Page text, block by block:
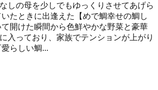
しの母を少しでもゆっくりさせてあげら
たときに出逢えた【めで鯛幸せの鯛し
開けた瞬間から色鮮やかな野菜と豪華
入っており、家族でテンションが上がり
らしい鯛...